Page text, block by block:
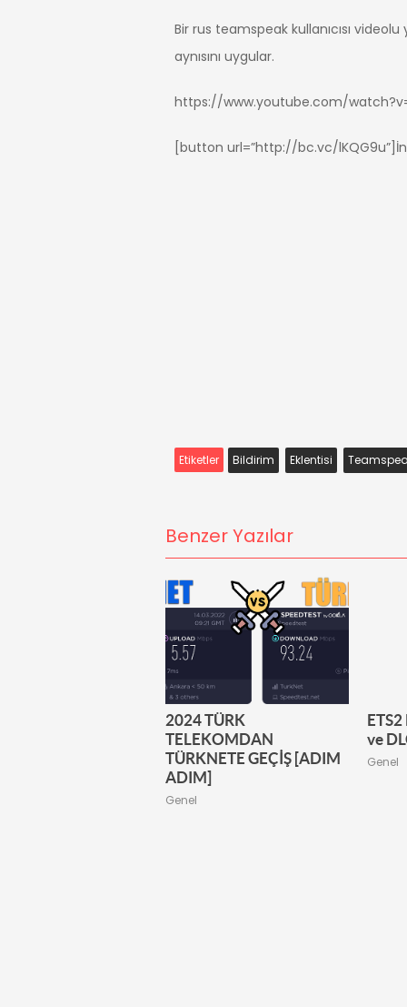
Bir rus teamspeak kullanıcısı
aynısını uygular.
https://www.youtube.com/
[button url=”http://bc.vc/
Etiketler Bildirim Eklentisi
Benzer Yazılar
2024 TÜRK
TELEKOMDAN
TÜRKNETE GEÇİŞ [ADIM
ADIM]
Genel
ETS2
ve
Genel